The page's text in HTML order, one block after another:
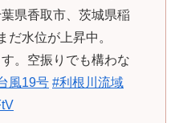
県香取市、茨城県稲
だ水位が上昇中。
。空振りでも構わな
風19号 #利根川流域